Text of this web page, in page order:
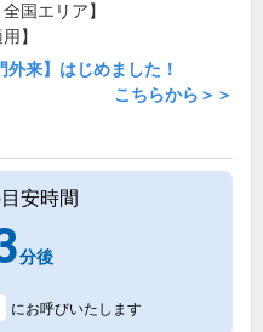
国エリア】
】
外来】はじめました！
こちらから＞＞
安時間
分後
にお呼びいたします